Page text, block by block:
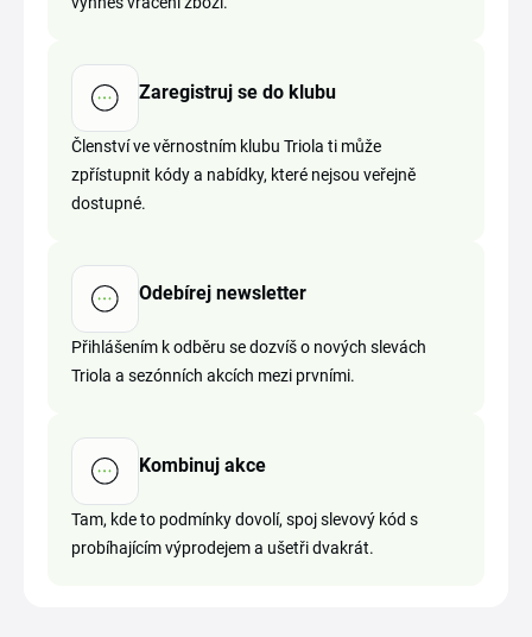
Zaregistruj se do klubu
Členství ve věrnostním klubu Triola ti může
zpřístupnit kódy a nabídky, které nejsou veřejně
dostupné.
Odebírej newsletter
Přihlášením k odběru se dozvíš o nových slevách
Triola a sezónních akcích mezi prvními.
Kombinuj akce
Tam, kde to podmínky dovolí, spoj slevový kód s
probíhajícím výprodejem a ušetři dvakrát.